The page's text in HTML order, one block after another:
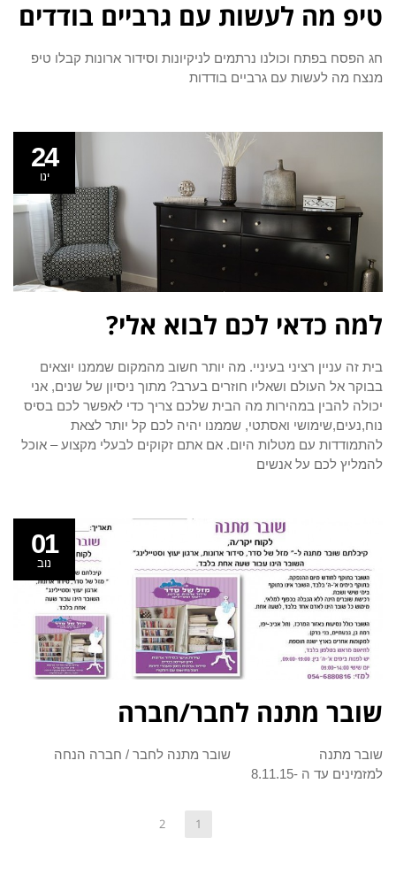
טיפ מה לעשות עם גרביים בודדים
חג הפסח בפתח וכולנו נרתמים לניקיונות וסידור ארונות קבלו טיפ
מנצח מה לעשות עם גרביים בודדות
24
ינו
למה כדאי לכם לבוא אלי?
בית זה עניין רציני בעיניי. מה יותר חשוב מהמקום שממנו יוצאים
בבוקר אל העולם ושאליו חוזרים בערב? מתוך ניסיון של שנים, אני
יכולה להבין במהירות מה הבית שלכם צריך כדי לאפשר לכם בסיס
נוח,נעים,שימושי ואסתטי, שממנו יהיה לכם קל יותר לצאת
להתמודדות עם מטלות היום. אם אתם זקוקים לבעלי מקצוע – אוכל
להמליץ לכם על אנשים
01
נוב
שובר מתנה לחבר/חברה
שובר מתנה שובר מתנה לחבר / חברה הנחה
למזמינים עד ה -8.11.15
1
2